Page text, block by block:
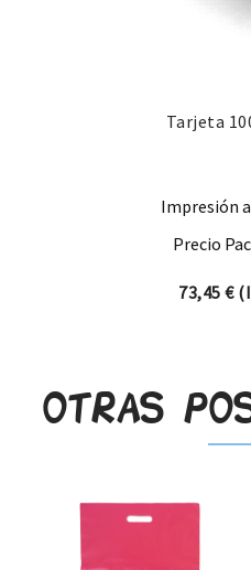
Tarjeta
Impresión
Precio
73,45€
Otras